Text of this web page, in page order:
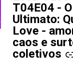
T04E04 - O
Ultimato:
Love -
caos e
coletivos